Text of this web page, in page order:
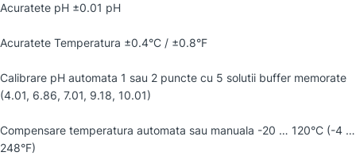
Acuratete pH ±0.01 pH
Acuratete Temperatura ±0.4°C / ±0.8°F
Calibrare pH automata 1 sau 2 puncte cu 5 solutii buffer memorate
(4.01, 6.86, 7.01, 9.18, 10.01)
Compensare temperatura automata sau manuala -20 … 120°C (-4 …
248°F)